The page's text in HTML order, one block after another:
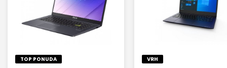
TOP PONUDA VRH